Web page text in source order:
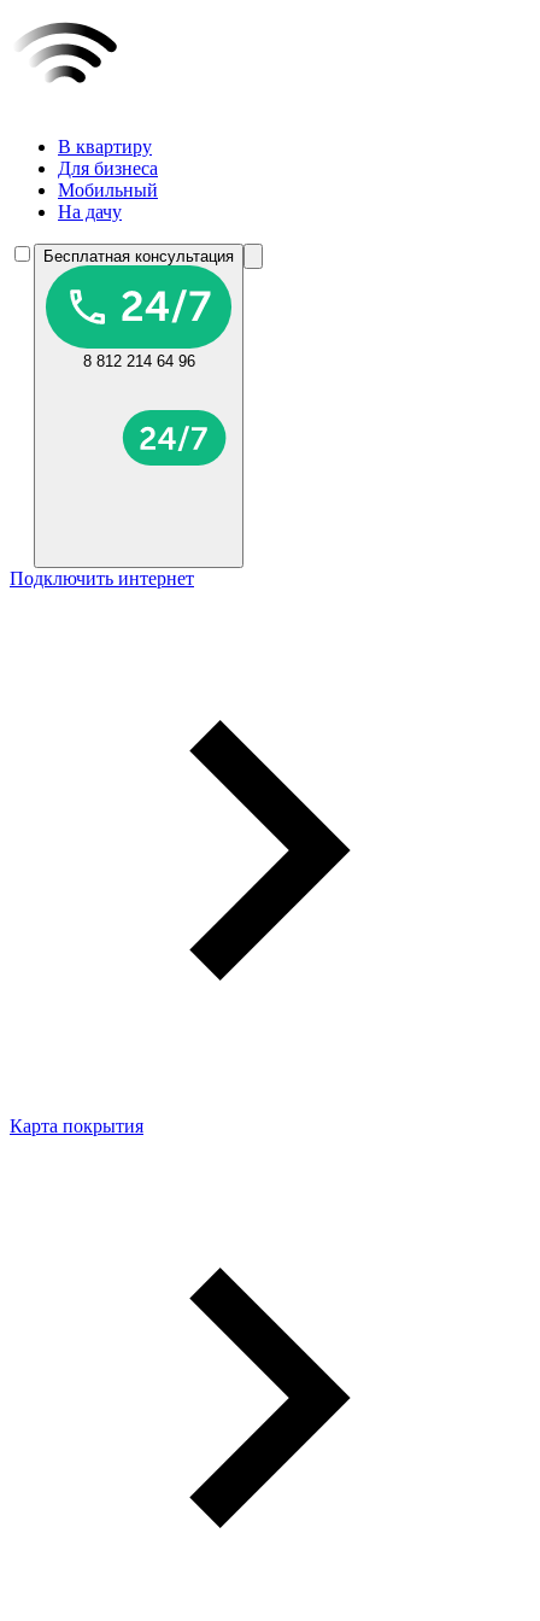
В квартиру
Для бизнеса
Мобильный
На дачу
Бесплатная консультация
8 812 214 64 96
Подключить интернет
Карта покрытия